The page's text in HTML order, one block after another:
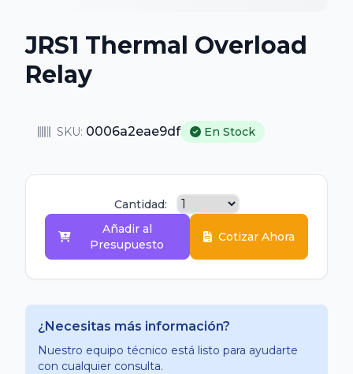
JRS1 Thermal Overload
Relay
SKU: 0006a2eae9df En Stock
Cantidad:
Añadir al
Presupuesto
Cotizar Ahora
¿Necesitas más información?
Nuestro equipo técnico está listo para ayudarte
con cualquier consulta.